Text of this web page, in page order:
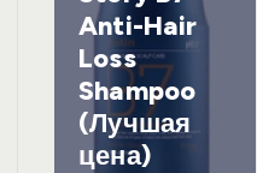
Anti-Hair
Loss
Shampoo
(Лучшая
цена)